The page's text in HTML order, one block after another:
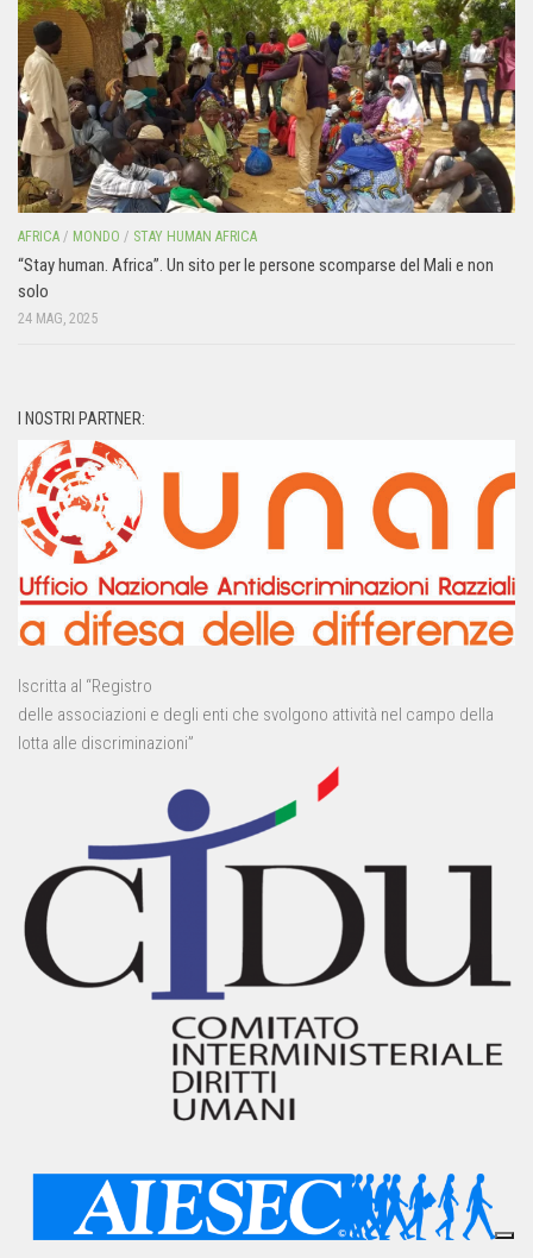
AFRICA / MONDO / STAY HUMAN AFRICA
“Stay human. Africa”. Un sito per le persone scomparse del Mali e non
solo
24 MAG, 2025
I NOSTRI PARTNER:
Iscritta al “Registro
delle associazioni e degli enti che svolgono attività nel campo della
lotta alle discriminazioni”